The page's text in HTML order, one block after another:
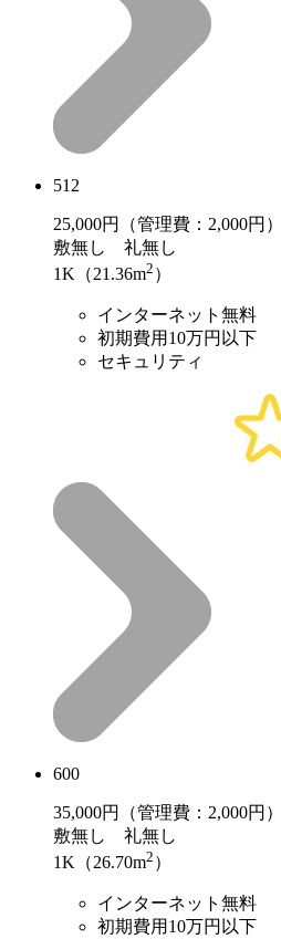
512
25,000円（管理費：2,000円）
敷無し 礼無し
1K（21.36m2 ）
インターネット無料
初期費用10万円以下
セキュリティ
600
35,000円（管理費：2,000円）
敷無し 礼無し
1K（26.70m2 ）
インターネット無料
初期費用10万円以下